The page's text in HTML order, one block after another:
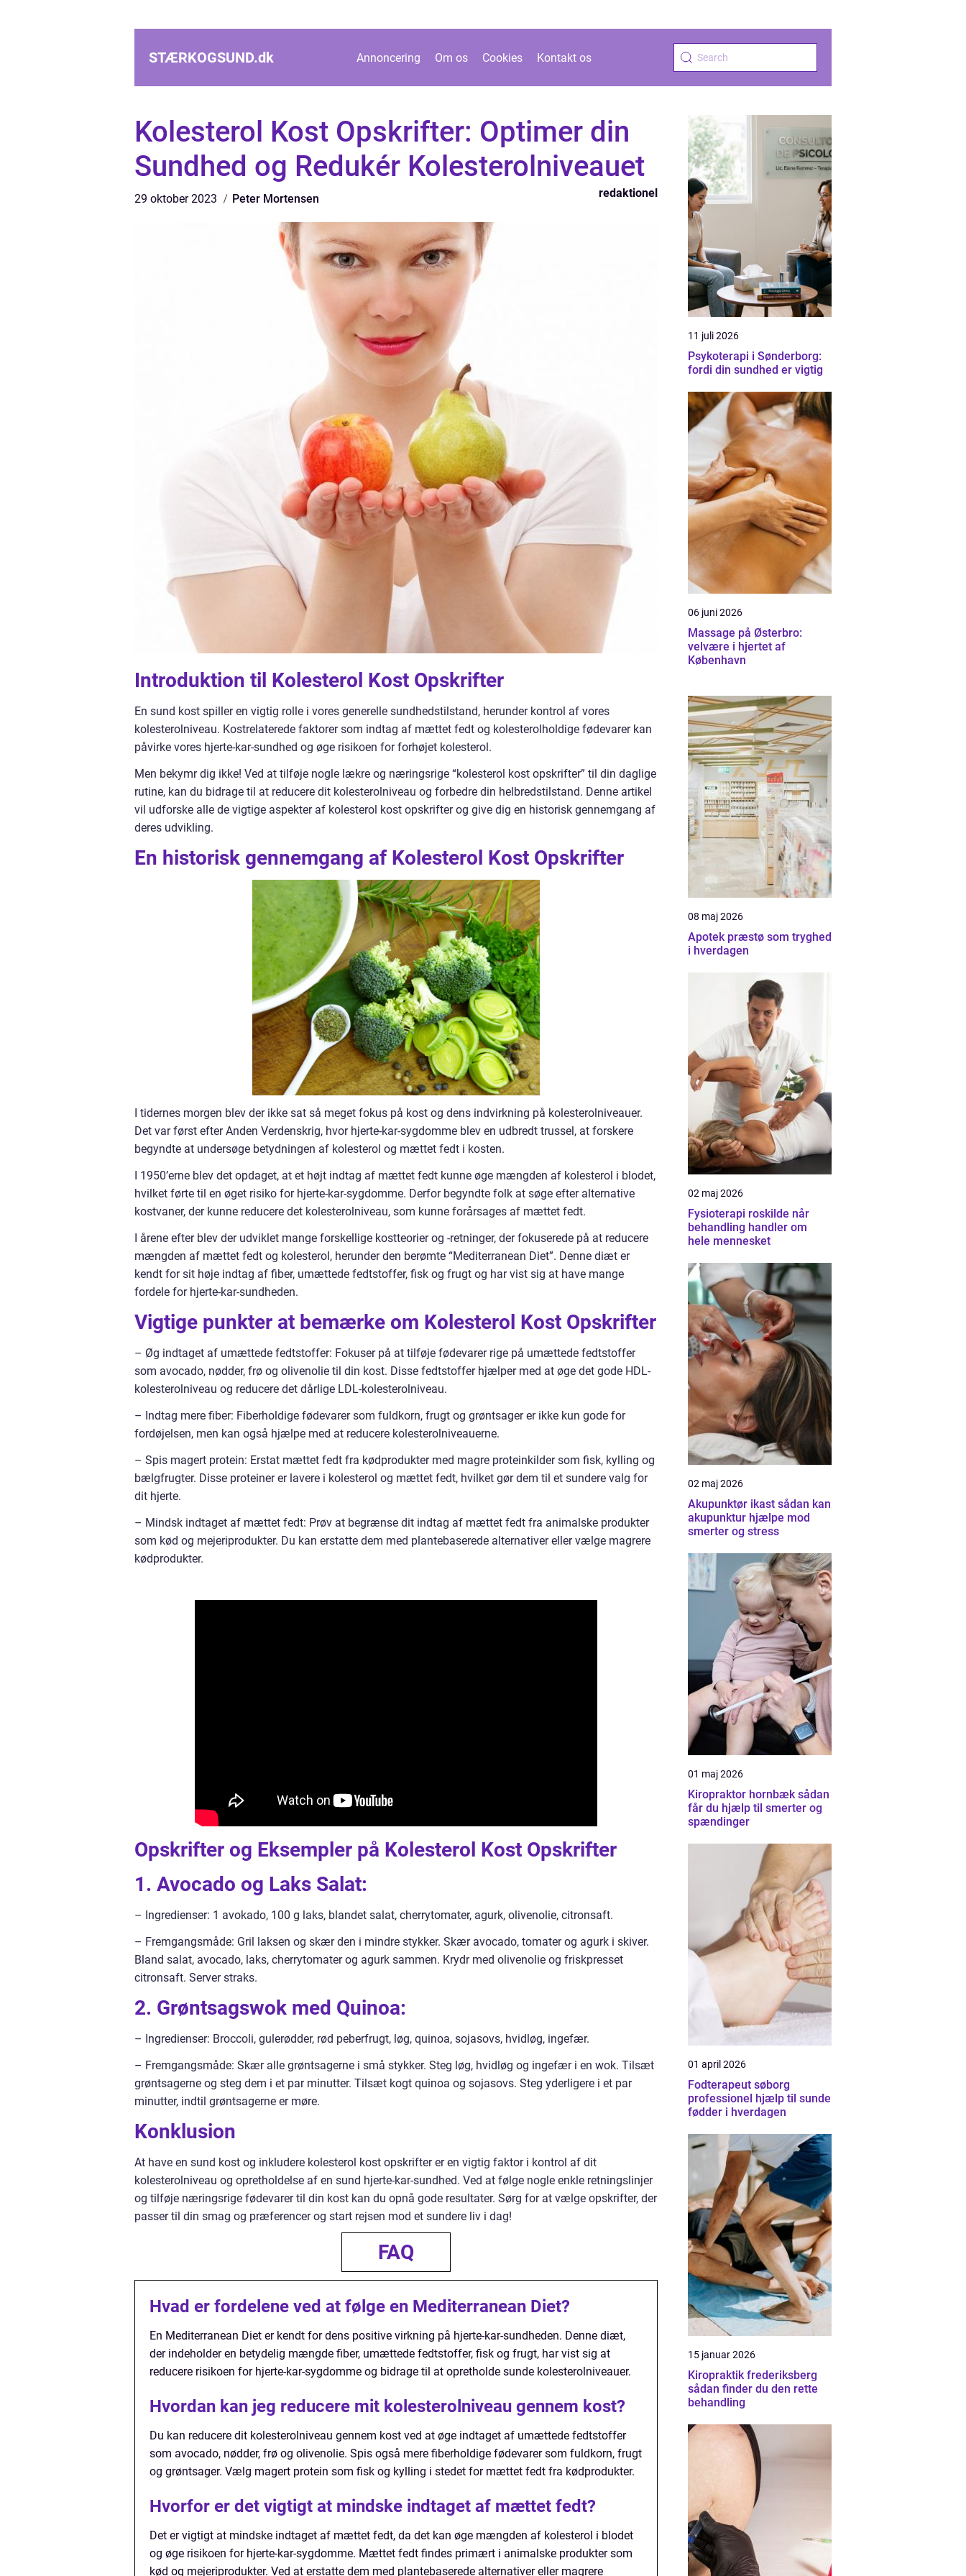
STÆRKOGSUND.dk Annoncering Om os Cookies Kontakt os
Kolesterol Kost Opskrifter: Optimer din
Sundhed og Redukér Kolesterolniveauet
29 oktober 2023 Peter Mortensen redaktionel
Introduktion til Kolesterol Kost Opskrifter
En sund kost spiller en vigtig rolle i vores generelle sundhedstilstand, herunder kontrol af vores
kolesterolniveau. Kostrelaterede faktorer som indtag af mættet fedt og kolesterolholdige fødevarer kan
påvirke vores hjerte-kar-sundhed og øge risikoen for forhøjet kolesterol.
Men bekymr dig ikke! Ved at tilføje nogle lækre og næringsrige “kolesterol kost opskrifter” til din daglige
rutine, kan du bidrage til at reducere dit kolesterolniveau og forbedre din helbredstilstand. Denne artikel
vil udforske alle de vigtige aspekter af kolesterol kost opskrifter og give dig en historisk gennemgang af
deres udvikling.
En historisk gennemgang af Kolesterol Kost Opskrifter
I tidernes morgen blev der ikke sat så meget fokus på kost og dens indvirkning på kolesterolniveauer.
Det var først efter Anden Verdenskrig, hvor hjerte-kar-sygdomme blev en udbredt trussel, at forskere
begyndte at undersøge betydningen af kolesterol og mættet fedt i kosten.
I 1950’erne blev det opdaget, at et højt indtag af mættet fedt kunne øge mængden af kolesterol i blodet,
hvilket førte til en øget risiko for hjerte-kar-sygdomme. Derfor begyndte folk at søge efter alternative
kostvaner, der kunne reducere det kolesterolniveau, som kunne forårsages af mættet fedt.
I årene efter blev der udviklet mange forskellige kostteorier og -retninger, der fokuserede på at reducere
mængden af mættet fedt og kolesterol, herunder den berømte “Mediterranean Diet”. Denne diæt er
kendt for sit høje indtag af fiber, umættede fedtstoffer, fisk og frugt og har vist sig at have mange
fordele for hjerte-kar-sundheden.
Vigtige punkter at bemærke om Kolesterol Kost Opskrifter
– Øg indtaget af umættede fedtstoffer: Fokuser på at tilføje fødevarer rige på umættede fedtstoffer
som avocado, nødder, frø og olivenolie til din kost. Disse fedtstoffer hjælper med at øge det gode HDL-
kolesterolniveau og reducere det dårlige LDL-kolesterolniveau.
– Indtag mere fiber: Fiberholdige fødevarer som fuldkorn, frugt og grøntsager er ikke kun gode for
fordøjelsen, men kan også hjælpe med at reducere kolesterolniveauerne.
– Spis magert protein: Erstat mættet fedt fra kødprodukter med magre proteinkilder som fisk, kylling og
bælgfrugter. Disse proteiner er lavere i kolesterol og mættet fedt, hvilket gør dem til et sundere valg for
dit hjerte.
– Mindsk indtaget af mættet fedt: Prøv at begrænse dit indtag af mættet fedt fra animalske produkter
som kød og mejeriprodukter. Du kan erstatte dem med plantebaserede alternativer eller vælge magrere
kødprodukter.
Opskrifter og Eksempler på Kolesterol Kost Opskrifter
1. Avocado og Laks Salat:
– Ingredienser: 1 avokado, 100 g laks, blandet salat, cherrytomater, agurk, olivenolie, citronsaft.
– Fremgangsmåde: Gril laksen og skær den i mindre stykker. Skær avocado, tomater og agurk i skiver.
Bland salat, avocado, laks, cherrytomater og agurk sammen. Krydr med olivenolie og friskpresset
citronsaft. Server straks.
2. Grøntsagswok med Quinoa:
– Ingredienser: Broccoli, gulerødder, rød peberfrugt, løg, quinoa, sojasovs, hvidløg, ingefær.
– Fremgangsmåde: Skær alle grøntsagerne i små stykker. Steg løg, hvidløg og ingefær i en wok. Tilsæt
grøntsagerne og steg dem i et par minutter. Tilsæt kogt quinoa og sojasovs. Steg yderligere i et par
minutter, indtil grøntsagerne er møre.
Konklusion
At have en sund kost og inkludere kolesterol kost opskrifter er en vigtig faktor i kontrol af dit
kolesterolniveau og opretholdelse af en sund hjerte-kar-sundhed. Ved at følge nogle enkle retningslinjer
og tilføje næringsrige fødevarer til din kost kan du opnå gode resultater. Sørg for at vælge opskrifter, der
passer til din smag og præferencer og start rejsen mod et sundere liv i dag!
FAQ
Hvad er fordelene ved at følge en Mediterranean Diet?
En Mediterranean Diet er kendt for dens positive virkning på hjerte-kar-sundheden. Denne diæt,
der indeholder en betydelig mængde fiber, umættede fedtstoffer, fisk og frugt, har vist sig at
reducere risikoen for hjerte-kar-sygdomme og bidrage til at opretholde sunde kolesterolniveauer.
Hvordan kan jeg reducere mit kolesterolniveau gennem kost?
Du kan reducere dit kolesterolniveau gennem kost ved at øge indtaget af umættede fedtstoffer
som avocado, nødder, frø og olivenolie. Spis også mere fiberholdige fødevarer som fuldkorn, frugt
og grøntsager. Vælg magert protein som fisk og kylling i stedet for mættet fedt fra kødprodukter.
Hvorfor er det vigtigt at mindske indtaget af mættet fedt?
Det er vigtigt at mindske indtaget af mættet fedt, da det kan øge mængden af kolesterol i blodet
og øge risikoen for hjerte-kar-sygdomme. Mættet fedt findes primært i animalske produkter som
kød og mejeriprodukter. Ved at erstatte dem med plantebaserede alternativer eller magrere
11 juli 2026
Psykoterapi i Sønderborg:
fordi din sundhed er vigtig
06 juni 2026
Massage på Østerbro:
velvære i hjertet af
København
08 maj 2026
Apotek præstø som tryghed
i hverdagen
02 maj 2026
Fysioterapi roskilde når
behandling handler om
hele mennesket
02 maj 2026
Akupunktør ikast sådan kan
akupunktur hjælpe mod
smerter og stress
01 maj 2026
Kiropraktor hornbæk sådan
får du hjælp til smerter og
spændinger
01 april 2026
Fodterapeut søborg
professionel hjælp til sunde
fødder i hverdagen
15 januar 2026
Kiropraktik frederiksberg
sådan finder du den rette
behandling